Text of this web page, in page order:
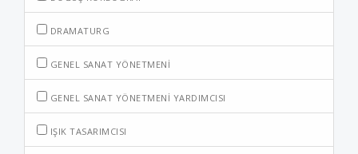
DRAMATURG
GENEL SANAT YÖNETMENI
GENEL SANAT YÖNETMENI YARDIMCISI
IŞIK TASARIMCISI